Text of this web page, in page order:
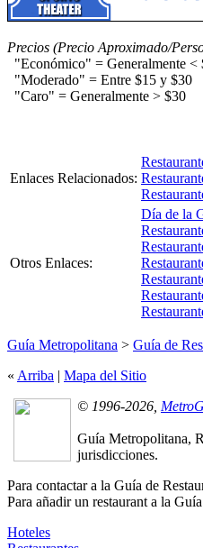
Precios (Precio Aproximado/
"Económico" = Generalmente <
"Moderado" = Entre $15 y $30
"Caro" = Generalmente > $30
Enlaces Relacionados:
Otros Enlaces:
Día de la
Guía Metropolitana > Guía de
« Arriba | Mapa del Sitio
© 1996-2026,
Guía Metropolitana,
jurisdicciones.
Para contactar a la Guía de
Para añadir un restaurant a la
Hoteles